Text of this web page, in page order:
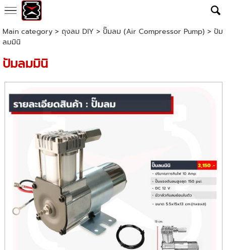
Main category> ถุงลม DIY > ปั๊มลม (Air Compressor Pump) > ปัม
ลมมินิ
ปัมลมมินิ